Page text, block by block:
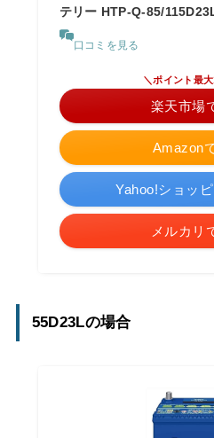
テリー HTP-Q-85/
口コミを見る
Amazon
＼ポイント最
楽天市場
Yahoo!ショッ
メルカリ
55D23Lの場合